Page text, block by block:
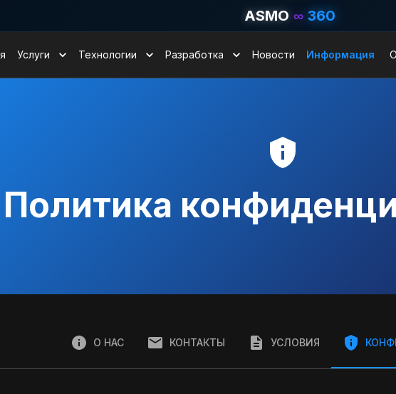
ASMO ∞ 360
Услуги Технологии Разработка Новости Информация
Политика
О НАС КОНТАКТЫ УСЛОВИЯ